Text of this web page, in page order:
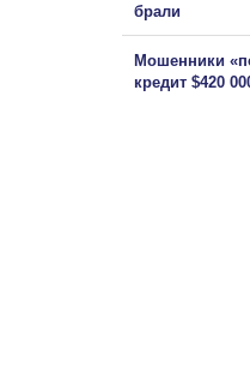
брали
Мошенники
кредит $420